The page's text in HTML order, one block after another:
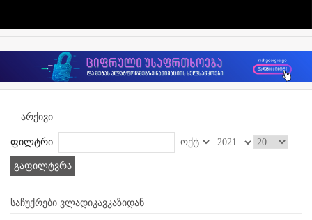
არქივი
ფილტრი
გაფილტვრა
საჩუქრები ვლადიკავკაზიდან